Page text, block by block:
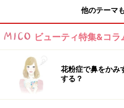
さらに、ビデオ鑑賞するお部
すか？
ヨレヨレパジャマで猫背では
い姿になってしまいます。
お腹がすいたらカップラーメン
他のテーマ
ビューティ特集&コラ
花粉症で鼻をかみ
する？